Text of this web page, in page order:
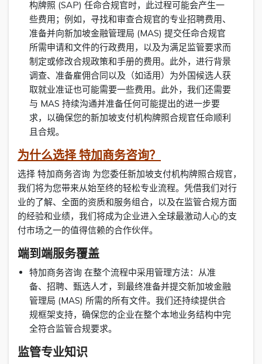
构牌照 (SAP) 任命合规官时，此过程可能会产生一
些费用；例如，寻找和审查合规官的专业招聘费用、
准备并向新加坡金融管理局 (MAS) 提交任命合规官
所需申请和文件的行政费用，以及为满足监管要求而
制定或修改合规政策和手册的费用。此外，进行背景
调查、准备雇佣合同以及（如适用）为外国候选人获
取就业准证也可能需要一些费用。此外，我们还需要
与 MAS 持续沟通并准备任何可能提出的进一步要
求，以确保您的新加坡支付机构牌照合规官任命顺利
且合规。
为什么选择 特加商务咨询？
选择 特加商务咨询 为您委任新加坡支付机构牌照合规官，
我们将为您带来从始至终的轻松专业流程。凭借我们对行
业的了解、全面的资质和服务组合，以及在监管合规方面
的经验和业绩，我们将成为企业进入全球最激动人心的支
付市场之一的值得信赖的合作伙伴。
端到端服务覆盖
特加商务咨询 在整个流程中采用管理方法：从准
备、招聘、甄选人才，到最终准备并提交新加坡金融
管理局 (MAS) 所需的所有文件。我们还持续提供合
规框架支持，确保您的企业在整个本地业务结构中完
全符合监管合规要求。
监管专业知识